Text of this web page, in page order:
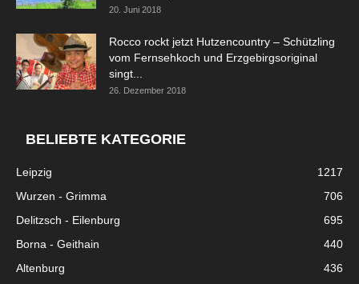
20. Juni 2018
Rocco rockt jetzt Hutzencountry – Schützling
vom Fernsehkoch und Erzgebirgsoriginal
singt...
26. Dezember 2018
BELIEBTE KATEGORIE
Leipzig
1217
Wurzen - Grimma
706
Delitzsch - Eilenburg
695
Borna - Geithain
440
Altenburg
436